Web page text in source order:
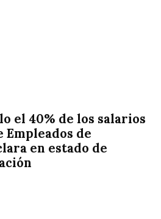
el 40% de los salarios
de
en estado de